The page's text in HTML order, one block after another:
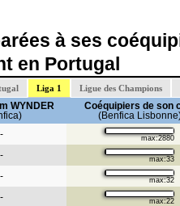
à ses
en Portugal
Liga 1 Ligue des Champions
WYNDER
Coéquipiers de son
(Benfica
- max:2880
- max:33
- max:32
- max:22